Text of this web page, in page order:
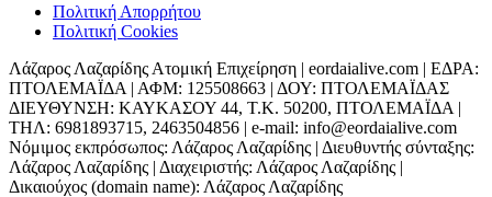
Πολιτική Απορρήτου
Πολιτική Cookies
Λάζαρος Λαζαρίδης Ατομική Επιχείρηση | eordaialive.com | ΕΔΡΑ:
ΠΤΟΛΕΜΑΪΔΑ | ΑΦΜ: 125508663 | ΔΟΥ: ΠΤΟΛΕΜΑΪΔΑΣ
ΔΙΕΥΘΥΝΣΗ: ΚΑΥΚΑΣΟΥ 44, Τ.Κ. 50200, ΠΤΟΛΕΜΑΪΔΑ |
ΤΗΛ: 6981893715, 2463504856 | e-mail: info@eordaialive.com
Νόμιμος εκπρόσωπος: Λάζαρος Λαζαρίδης | Διευθυντής σύνταξης:
Λάζαρος Λαζαρίδης | Διαχειριστής: Λάζαρος Λαζαρίδης |
Δικαιούχος (domain name): Λάζαρος Λαζαρίδης